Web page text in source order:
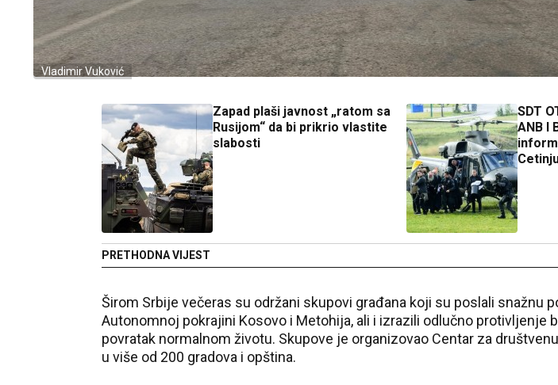
Vladimir Vuković
Zapad plaši javnost „ratom sa
Rusijom“ da bi prikrio vlastite
slabosti
PRETHODNA VIJEST
SDT
ANB I
Širom Srbije večeras su održani skupovi građana koji su poslali snažnu
Autonomnoj pokrajini Kosovo i Metohija, ali i izrazili odlučno protivljenje
povratak normalnom životu. Skupove je organizovao Centar za
u više od 200 gradova i opština.